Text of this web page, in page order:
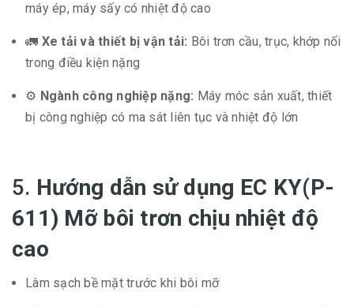
máy ép, máy sấy có nhiệt độ cao
🚛 Xe tải và thiết bị vận tải: Bôi trơn cầu, trục, khớp nối
trong điều kiện nặng
⚙️ Ngành công nghiệp nặng: Máy móc sản xuất, thiết
bị công nghiệp có ma sát liên tục và nhiệt độ lớn
5. Hướng dẫn sử dụng EC KY(P-
611) Mỡ bôi trơn chịu nhiệt độ
cao
Làm sạch bề mặt trước khi bôi mỡ